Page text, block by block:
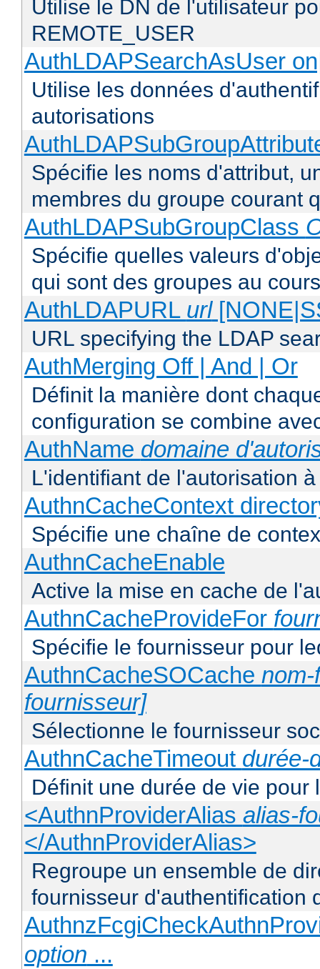
Utilise le DN de l'utilisateur
REMOTE_USER
AuthLDAPSearchAsUser
Utilise les données
autorisations
Spécifie les noms d'attribut,
membres du groupe courant
AuthLDAPSubGroupClass
Spécifie quelles valeurs
qui sont des groupes au
AuthLDAPURL url
URL specifying the LDAP
AuthMerging Off | And | Or
Définit la manière dont
configuration se combine
AuthName domaine
L'identifiant de l'autorisation
AuthnCacheContext
Spécifie une chaîne de
AuthnCacheEnable
Active la mise en cache de
AuthnCacheProvideFor
Spécifie le fournisseur pour
AuthnCacheSOCache
fournisseur]
Sélectionne le fournisseur
AuthnCacheTimeout durée-
Définit une durée de vie pour
<AuthnProviderAlias alias-
</AuthnProviderAlias>
Regroupe un ensemble de
fournisseur d'authentification
option ...